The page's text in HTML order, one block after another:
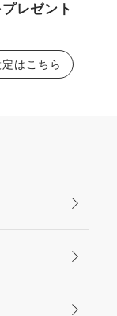
レゼント
はこちら